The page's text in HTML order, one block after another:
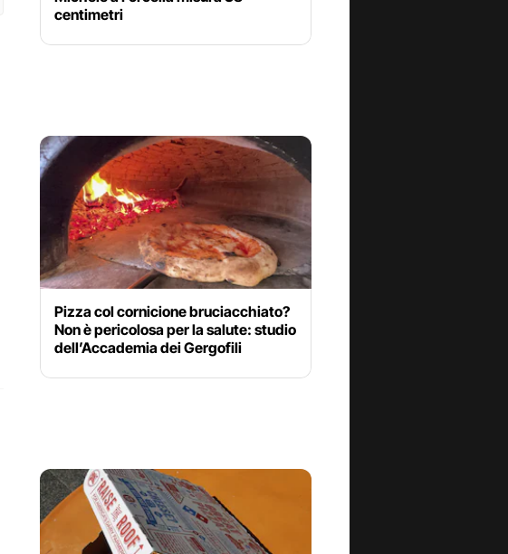
centimetri
Pizza col cornicione bruciacchiato?
Non è pericolosa per la salute: studio
dell’Accademia dei Gergofili